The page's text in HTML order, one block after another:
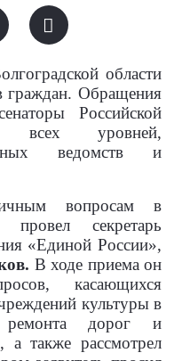
области
граждан. Обращения
Российской
всех уровней,
ведомств и
вопросам в
провел секретарь
«Единой России»,
В ходе приема он
касающихся
культуры в
ремонта дорог и
а также рассмотрел